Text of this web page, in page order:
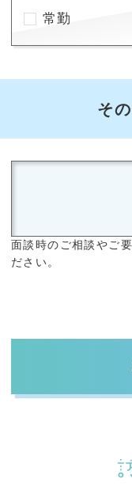
常勤
そ
面談時のご相談やご
ださい。